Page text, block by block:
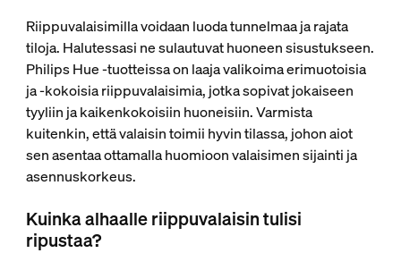
Riippuvalaisimilla voidaan luoda tunnelmaa ja rajata
tiloja. Halutessasi ne sulautuvat huoneen sisustukseen.
Philips Hue ‑tuotteissa on laaja valikoima erimuotoisia
ja ‑kokoisia riippuvalaisimia, jotka sopivat jokaiseen
tyyliin ja kaikenkokoisiin huoneisiin. Varmista
kuitenkin, että valaisin toimii hyvin tilassa, johon aiot
sen asentaa ottamalla huomioon valaisimen sijainti ja
asennuskorkeus.
Kuinka alhaalle riippuvalaisin tulisi
ripustaa?